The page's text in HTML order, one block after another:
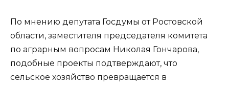
По мнению депутата Госдумы от Ростовской
области, заместителя председателя комитета
по аграрным вопросам Николая Гончарова,
подобные проекты подтверждают, что
сельское хозяйство превращается в